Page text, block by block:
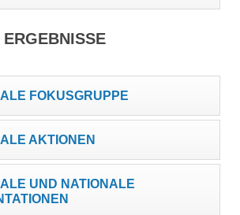
FOKUSGRUPPE
AKTIONEN
UND NATIONALE